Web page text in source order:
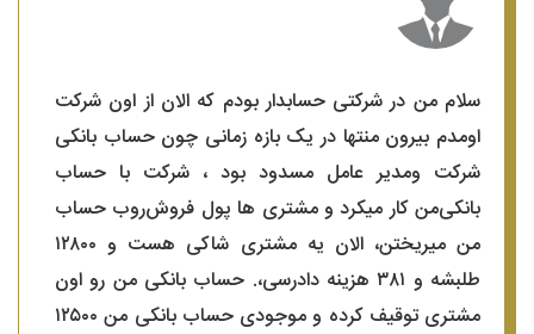
سلام‌ من در شرکتی حسابدار بودم که الان از اون شرکت
اومدم بیرون منتها در یک بازه زمانی چون حساب بانکی
شرکت و‌مدیر عامل مسدود بود ، شرکت با حساب
بانکی‌من کار میکرد و مشتری ها پول فروش‌رو‌ب حساب
من میریختن، الان یه مشتری شاکی هست و ۱۲۸۰۰
طلبشه و ۳۸۱ هزینه دادرسی،. حساب بانکی من رو اون
مشتری توقیف کرده و موجودی حساب بانکی من ۱۲۵۰۰